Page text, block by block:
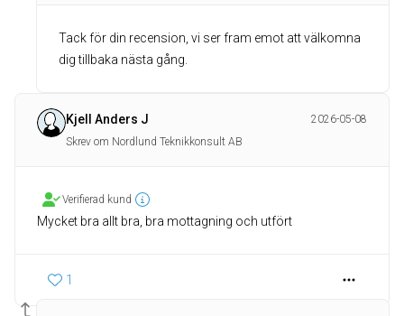
Tack för din recension, vi ser fram emot att välkomna
dig tillbaka nästa gång.
Kjell Anders J
2026-05-08
Skrev om Nordlund Teknikkonsult AB
Verifierad kund
Mycket bra allt bra, bra mottagning och utfört
1